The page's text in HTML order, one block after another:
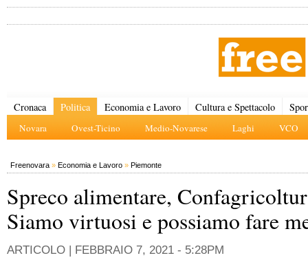
Cronaca Politica
Novara Ovest-Ticino Medio-Novarese Laghi VCO
Economia e Lavoro Cultura e Spettacolo
Freenovara » Economia e Lavoro » Piemonte
Spreco alimentare,
Siamo virtuosi e possiamo fare
ARTICOLO | FEBBRAIO 7, 2021 - 5:28PM